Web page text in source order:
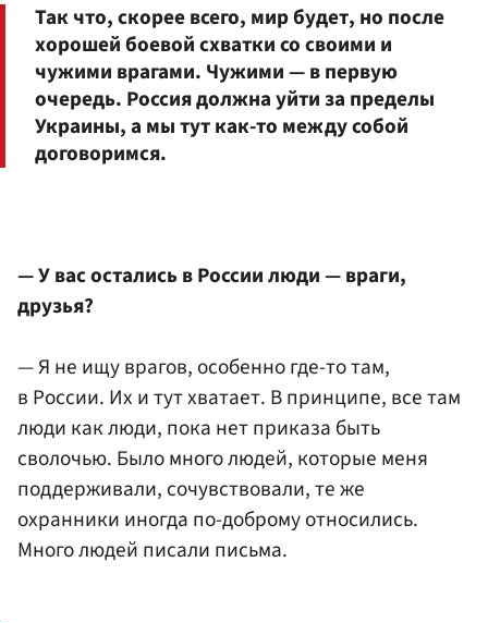
Так что, скорее всего, мир будет, но после
хорошей боевой схватки со своими и
чужими врагами. Чужими — в первую
очередь. Россия должна уйти за пределы
Украины, а мы тут как-то между собой
договоримся.
— У вас остались в России люди — враги,
друзья?
— Я не ищу врагов, особенно где-то там,
в России. Их и тут хватает. В принципе, все там
люди как люди, пока нет приказа быть
сволочью. Было много людей, которые меня
поддерживали, сочувствовали, те же
охранники иногда по-доброму относились.
Много людей писали письма.